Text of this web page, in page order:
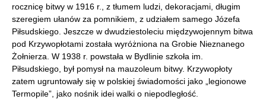
rocznicę bitwy w 1916 r., z tłumem ludzi, dekoracjami, długim
szeregiem ułanów za pomnikiem, z udziałem samego Józefa
Piłsudskiego. Jeszcze w dwudziestoleciu międzywojennym bitwa
pod Krzywopłotami została wyróżniona na Grobie Nieznanego
Żołnierza. W 1938 r. powstała w Bydlinie szkoła im.
Piłsudskiego, był pomysł na mauzoleum bitwy. Krzywopłoty
zatem ugruntowały się w polskiej świadomości jako „legionowe
Termopile”, jako nośnik idei walki o niepodległość.